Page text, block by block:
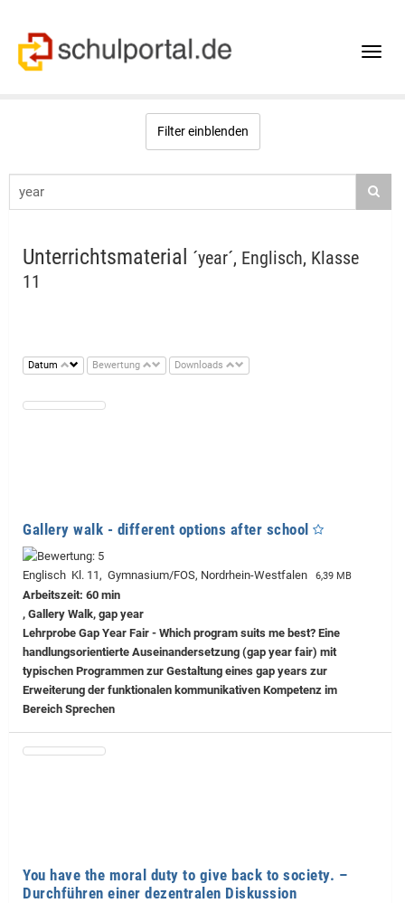
Toggle
Filter einblenden
Unterrichtsmaterial ´year´, Englisch, Klasse
11
Datum Bewertung Downloads
Gallery walk - different options after school
Englisch Kl. 11, Gymnasium/FOS, Nordrhein-Westfalen 6,39 MB
Arbeitszeit: 60 min
, Gallery Walk, gap year
Lehrprobe Gap Year Fair - Which program suits me best? Eine
handlungsorientierte Auseinandersetzung (gap year fair) mit
typischen Programmen zur Gestaltung eines gap years zur
Erweiterung der funktionalen kommunikativen Kompetenz im
Bereich Sprechen
You have the moral duty to give back to society. –
Durchführen einer dezentralen Diskussion